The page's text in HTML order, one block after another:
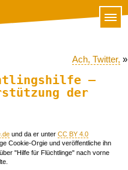
Ach, Twitter, »
–
der
und da er unter CC BY 4.0
Cookie-Orgie und veröffentliche ihn
"Hilfe für Flüchtlinge" nach vorne